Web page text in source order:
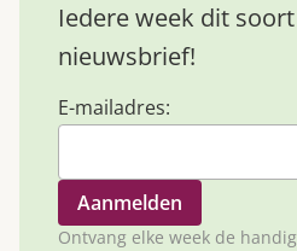
Iedere week dit
nieuwsbrief!
E-mailadres:
Ontvang elke week de